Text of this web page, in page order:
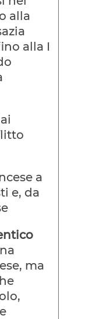
alla
alla I
a
e, da
ma